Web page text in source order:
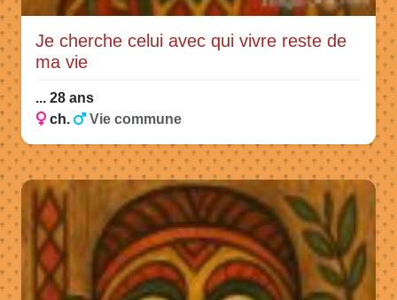
Je cherche celui avec qui vivre reste de
ma vie
... 28 ans
ch.
Vie commune